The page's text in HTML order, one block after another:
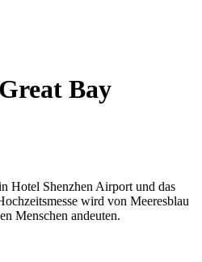
Bay
Hotel Shenzhen Airport und das
wird von Meeresblau
Menschen andeuten.